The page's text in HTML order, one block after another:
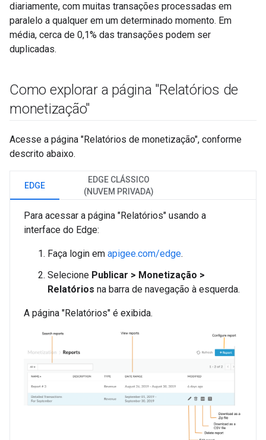
diariamente, com muitas transações processadas em
paralelo a qualquer em um determinado momento. Em
média, cerca de 0,1% das transações podem ser
duplicadas.
Como explorar a página "Relatórios de
monetização"
Acesse a página "Relatórios de monetização", conforme
descrito abaixo.
EDGE
EDGE CLÁSSICO
(NUVEM PRIVADA)
Para acessar a página "Relatórios" usando a
interface do Edge:
Faça login em apigee.com/edge.
Selecione Publicar > Monetização >
Relatórios na barra de navegação à esquerda.
A página "Relatórios" é exibida.